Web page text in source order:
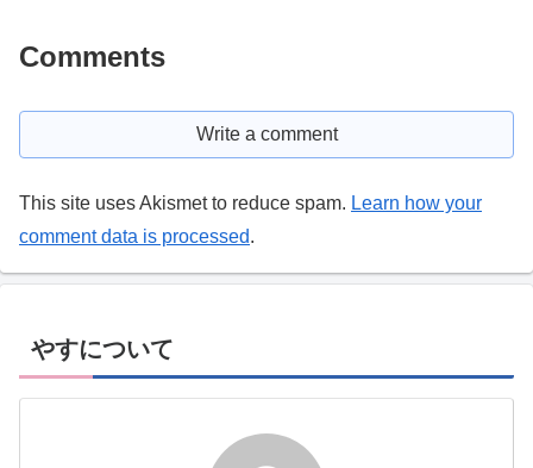
Comments
Write a comment
This site uses Akismet to reduce spam. Learn how your
comment data is processed.
やすについて